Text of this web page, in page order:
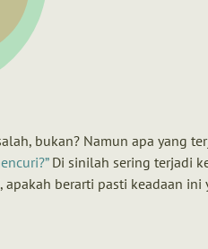
bukan? Namun apa yang
Di sinilah sering terjadi
apakah berarti pasti keadaan ini